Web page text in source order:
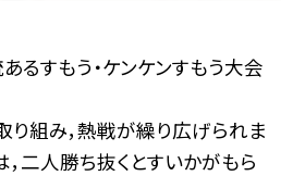
あるすもう・ケンケンすもう大会
り組み，熱戦が繰り広げられま
，二人勝ち抜くとすいかがもら